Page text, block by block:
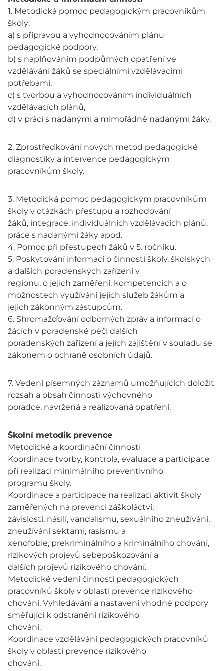
1. Metodická pomoc pedagogickým pracovníkům
školy:
a) s přípravou a vyhodnocováním plánu
pedagogické podpory,
b) s naplňováním podpůrných opatření ve
vzdělávání žáků se speciálními vzdělávacími
potřebami,
c) s tvorbou a vyhodnocováním individuálních
vzdělávacích plánů,
d) v práci s nadanými a mimořádně nadanými žáky.
2. Zprostředkování nových metod pedagogické
diagnostiky a intervence pedagogickým
pracovníkům školy.
3. Metodická pomoc pedagogickým pracovníkům
školy v otázkách přestupu a rozhodování
žáků, integrace, individuálních vzdělávacích plánů,
práce s nadanými žáky apod.
4. Pomoc při přestupech žáků v 5. ročníku.
5. Poskytování informací o činnosti školy, školských
a dalších poradenských zařízení v
regionu, o jejich zaměření, kompetencích a o
možnostech využívání jejich služeb žákům a
jejich zákonným zástupcům.
6. Shromažďování odborných zpráv a informací o
žácích v poradenské péči dalších
poradenských zařízení a jejich zajištění v souladu se
zákonem o ochraně osobních údajů.
7. Vedení písemných záznamů umožňujících doložit
rozsah a obsah činnosti výchovného
poradce, navržená a realizovaná opatření.
Školní metodik prevence
Metodické a koordinační činnosti
Koordinace tvorby, kontrola, evaluace a participace
při realizaci minimálního preventivního
programu školy.
Koordinace a participace na realizaci aktivit školy
zaměřených na prevenci záškoláctví,
závislostí, násilí, vandalismu, sexuálního zneužívání,
zneužívání sektami, rasismu a
xenofobie, prekriminálního a kriminálního chování,
rizikových projevů sebepoškozování a
dalších projevů rizikového chování.
Metodické vedení činnosti pedagogických
pracovníků školy v oblasti prevence rizikového
chování. Vyhledávání a nastavení vhodné podpory
směřující k odstranění rizikového
chování.
Koordinace vzdělávání pedagogických pracovníků
školy v oblasti prevence rizikového
chování.